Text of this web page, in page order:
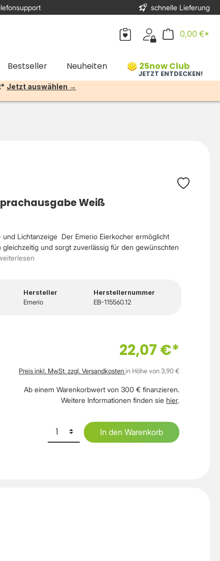
schnelle Lieferung
0,00 €*
Bestseller Neuheiten 25now Club
JETZT ENTDECKEN!
Jetzt auswählen →
Weiß
Lichtanzeige Der Emerio Eierkocher ermöglicht
und sorgt zuverlässig für den gewünschten
Hersteller
Emerio
Herstellernummer
EB-115560.12
22,07 €*
Preis inkl. MwSt. zzgl. Versandkosten in Höhe von 3,90 €
Ab einem Warenkorbwert von 300 € finanzieren.
Weitere Informationen finden sie hier.
In den Warenkorb